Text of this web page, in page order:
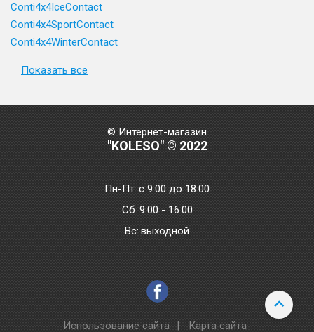
Conti4x4IceContact
Conti4x4SportContact
Conti4x4WinterContact
Показать все
© Интернет-магазин
"KOLESO" © 2022
Пн-Пт:с 9.00 до 18.00
Сб: 9.00 - 16.00
Bc: выходной
Использование сайта | Карта сайта